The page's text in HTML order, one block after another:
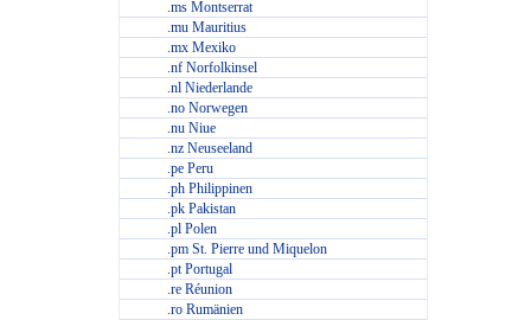
.ms Montserrat
.mu Mauritius
.mx Mexiko
.nf Norfolkinsel
.nl Niederlande
.no Norwegen
.nu Niue
.nz Neuseeland
.pe Peru
.ph Philippinen
.pk Pakistan
.pl Polen
.pm St. Pierre und Miquelon
.pt Portugal
.re Réunion
.ro Rumänien